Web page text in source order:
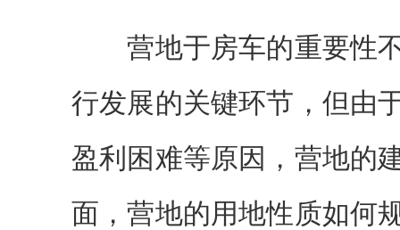
营地于房车的重要性不
行发展的关键环节，但由
盈利困难等原因，营地的
面，营地的用地性质如何